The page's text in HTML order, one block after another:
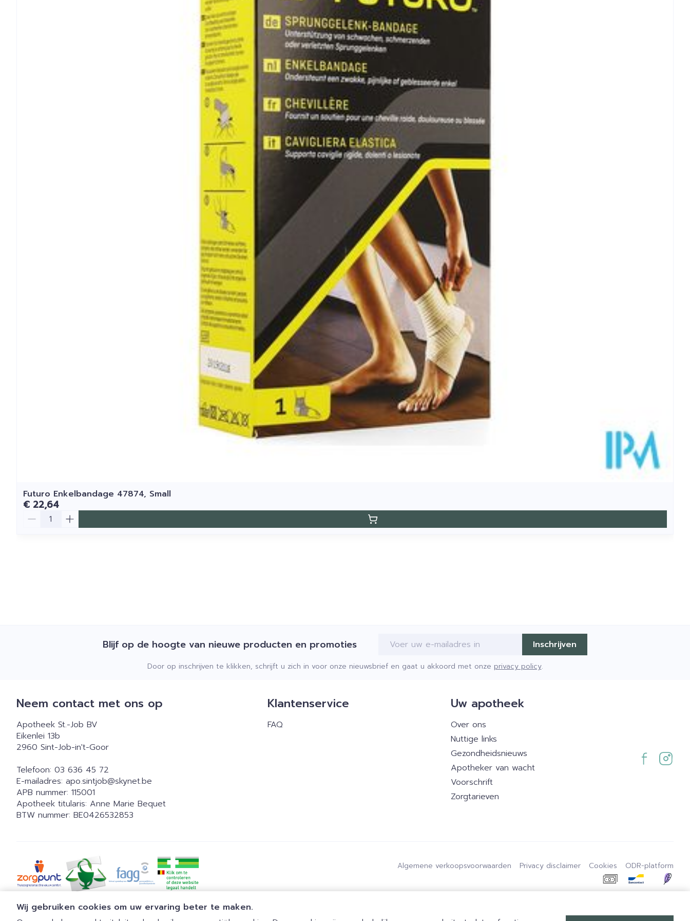
Wij gebruiken cookies om uw ervaring beter te maken.
Futuro Enkelbandage 47874, Small
€ 22,64
Blijf op de hoogte van nieuwe producten en promoties Inschrijven
Door op inschrijven te klikken, schrijft u zich in voor onze nieuwsbrief en gaat u akkoord met onze privacy policy.
Neem contact met ons op
Apotheek St.-Job BV
Eikenlei 13b
2960 Sint-Job-in't-Goor
Telefoon: 03 636 45 72
E-mailadres: apo.sintjob@skynet.be
APB nummer: 115001
Apotheek titularis: Anne Marie Bequet
BTW nummer: BE0426532853
Klantenservice
FAQ
Uw apotheek
Over ons
Nuttige links
Gezondheidsnieuws
Apotheker van wacht
Voorschrift
Zorgtarieven
Algemene verkoopsvoorwaarden Privacy disclaimer Cookies ODR-platform